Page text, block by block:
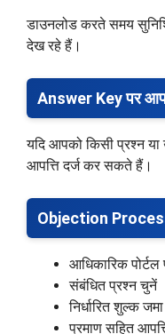
डाउनलोड करते समय
देख रहे हैं।
Answer Key पर
यदि आपको किसी प्रश्न
आपत्ति दर्ज कर सकते हैं।
Objection
आधिकारिक
संबंधित प्रश्न चुनें
निर्धारित शुल्क
प्रमाण सहित